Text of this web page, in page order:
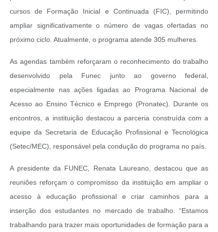
cursos de Formação Inicial e Continuada (FIC), permitindo
ampliar significativamente o número de vagas ofertadas no
próximo ciclo. Atualmente, o programa atende 305 mulheres.
As agendas também reforçaram o reconhecimento do trabalho
desenvolvido pela Funec junto ao governo federal,
especialmente nas ações ligadas ao Programa Nacional de
Acesso ao Ensino Técnico e Emprego (Pronatec). Durante os
encontros, a instituição destacou a parceria construída com a
equipe da Secretaria de Educação Profissional e Tecnológica
(Setec/MEC), responsável pela condução do programa no país.
A presidente da FUNEC, Renata Laureano, destacou que as
reuniões reforçam o compromisso da instituição em ampliar o
acesso à educação profissional e criar caminhos para a
inserção dos estudantes no mercado de trabalho. “Estamos
trabalhando para trazer mais oportunidades de formação para a